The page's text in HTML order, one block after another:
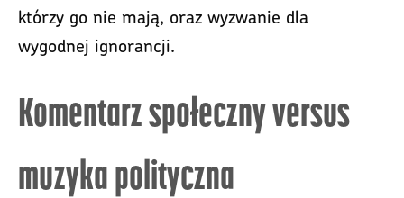
którzy go nie mają, oraz wyzwanie dla
wygodnej ignorancji.
Komentarz społeczny versus
muzyka polityczna